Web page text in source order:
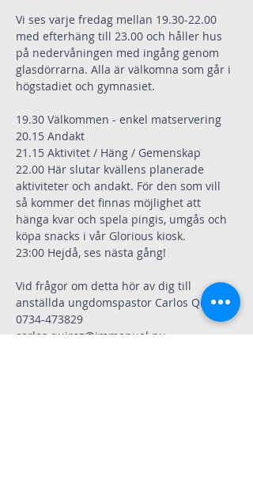
Vi ses varje fredag mellan 19.30-22.00
med efterhäng till 23.00 och håller hus
på nedervåningen med ingång genom
glasdörrarna. Alla är välkomna som går i
högstadiet och gymnasiet.
19.30 Välkommen - enkel matservering
20.15 Andakt
21.15 Aktivitet / Häng / Gemenskap
22.00 Här slutar kvällens planerade
aktiviteter och andakt. För den som vill
så kommer det finnas möjlighet att
hänga kvar och spela pingis, umgås och
köpa snacks i vår Glorious kiosk.
23:00 Hejdå, ses nästa gång!
Vid frågor om detta hör av dig till
anställda ungdomspastor Carlos Quiroz
0734-473829
carlos.quiroz@immanuel.nu